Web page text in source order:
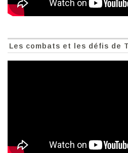
Les combats et les défis de